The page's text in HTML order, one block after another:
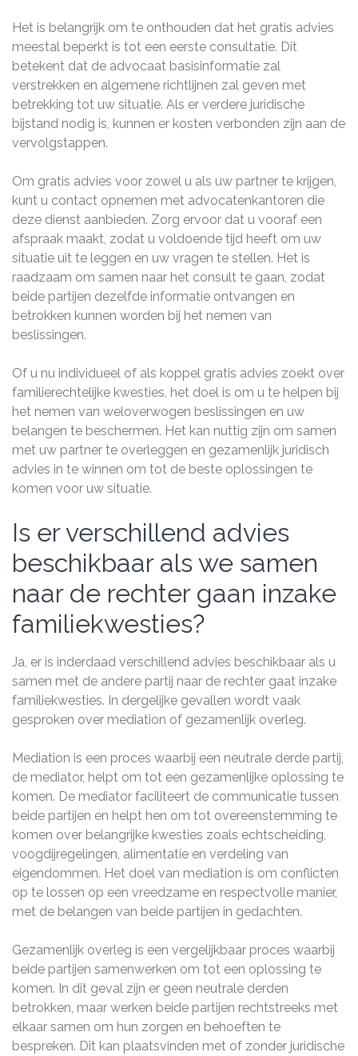
Het is belangrijk om te onthouden dat het gratis advies
meestal beperkt is tot een eerste consultatie. Dit
betekent dat de advocaat basisinformatie zal
verstrekken en algemene richtlijnen zal geven met
betrekking tot uw situatie. Als er verdere juridische
bijstand nodig is, kunnen er kosten verbonden zijn aan de
vervolgstappen.
Om gratis advies voor zowel u als uw partner te krijgen,
kunt u contact opnemen met advocatenkantoren die
deze dienst aanbieden. Zorg ervoor dat u vooraf een
afspraak maakt, zodat u voldoende tijd heeft om uw
situatie uit te leggen en uw vragen te stellen. Het is
raadzaam om samen naar het consult te gaan, zodat
beide partijen dezelfde informatie ontvangen en
betrokken kunnen worden bij het nemen van
beslissingen.
Of u nu individueel of als koppel gratis advies zoekt over
familierechtelijke kwesties, het doel is om u te helpen bij
het nemen van weloverwogen beslissingen en uw
belangen te beschermen. Het kan nuttig zijn om samen
met uw partner te overleggen en gezamenlijk juridisch
advies in te winnen om tot de beste oplossingen te
komen voor uw situatie.
Is er verschillend advies
beschikbaar als we samen
naar de rechter gaan inzake
familiekwesties?
Ja, er is inderdaad verschillend advies beschikbaar als u
samen met de andere partij naar de rechter gaat inzake
familiekwesties. In dergelijke gevallen wordt vaak
gesproken over mediation of gezamenlijk overleg.
Mediation is een proces waarbij een neutrale derde partij,
de mediator, helpt om tot een gezamenlijke oplossing te
komen. De mediator faciliteert de communicatie tussen
beide partijen en helpt hen om tot overeenstemming te
komen over belangrijke kwesties zoals echtscheiding,
voogdijregelingen, alimentatie en verdeling van
eigendommen. Het doel van mediation is om conflicten
op te lossen op een vreedzame en respectvolle manier,
met de belangen van beide partijen in gedachten.
Gezamenlijk overleg is een vergelijkbaar proces waarbij
beide partijen samenwerken om tot een oplossing te
komen. In dit geval zijn er geen neutrale derden
betrokken, maar werken beide partijen rechtstreeks met
elkaar samen om hun zorgen en behoeften te
bespreken. Dit kan plaatsvinden met of zonder juridische